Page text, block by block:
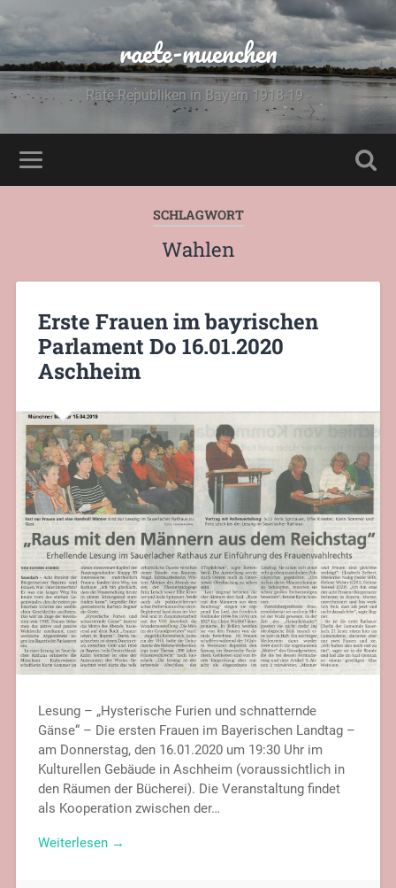
raete-muenchen
Räte-Republiken in Bayern 1918-19 -
SCHLAGWORT
Wahlen
Erste Frauen im bayrischen
Parlament Do 16.01.2020
Aschheim
Lesung – „Hysterische Furien und schnatternde
Gänse“ – Die ersten Frauen im Bayerischen Landtag –
am Donnerstag, den 16.01.2020 um 19:30 Uhr im
Kulturellen Gebäude in Aschheim (voraussichtlich in
den Räumen der Bücherei). Die Veranstaltung findet
als Kooperation zwischen der…
Weiterlesen →